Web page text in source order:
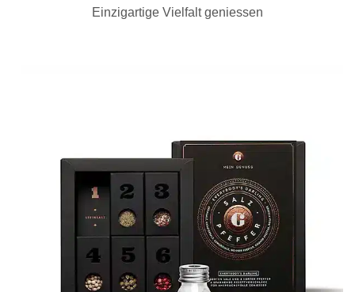
Einzigartige Vielfalt geniessen